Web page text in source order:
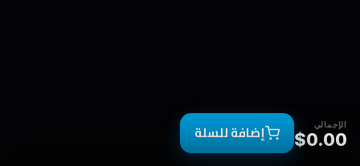
الإجمالي
$0.00 إضافة للسلة